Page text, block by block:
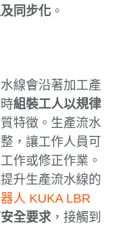
同步化 。
線會沿著加工產
組裝工人以規律
特徵。生產流水
，讓工作人員可
作或修正作業。
升生產流水線的
人 KUKA LBR
全要求，接觸到